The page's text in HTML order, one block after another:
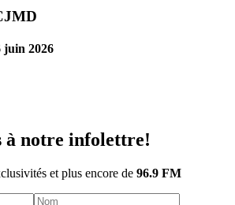
juin 2026
à notre infolettre!
et plus encore de 96.9 FM